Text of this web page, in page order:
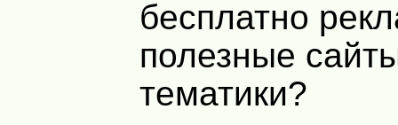
бесплатно
полезные
тематики?